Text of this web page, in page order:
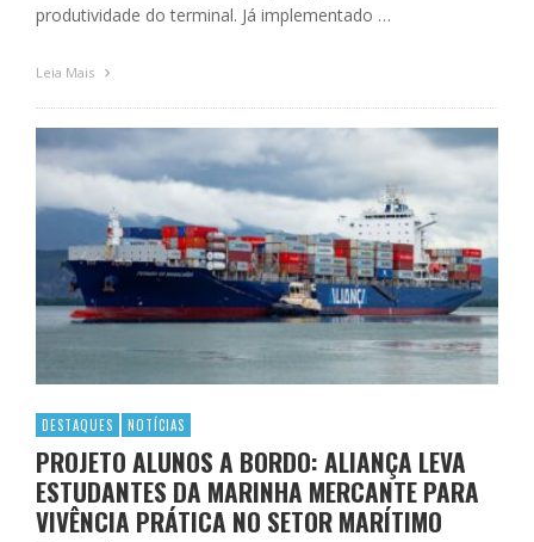
produtividade do terminal. Já implementado …
Leia Mais
DESTAQUES NOTÍCIAS
PROJETO ALUNOS A BORDO: ALIANÇA LEVA
ESTUDANTES DA MARINHA MERCANTE PARA
VIVÊNCIA PRÁTICA NO SETOR MARÍTIMO